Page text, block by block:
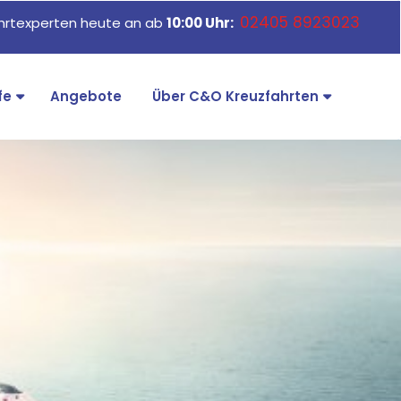
heute an ab 10:00 Uhr: 02405 8923023
Angebote Über C&O Kreuzfahrten